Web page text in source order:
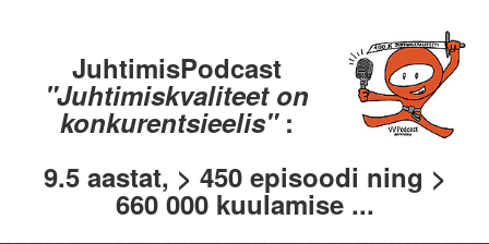
JuhtimisPodcast
"Juhtimiskvaliteet on
konkurentsieelis" :
9.5 aastat, > 450 episoodi ning >
660 000 kuulamise ...